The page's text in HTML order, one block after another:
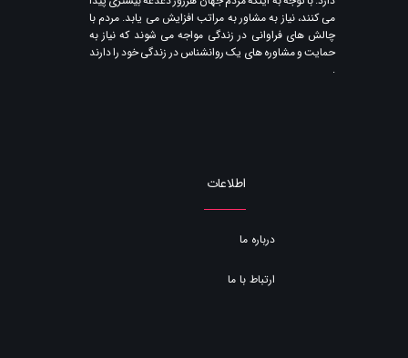
می کنند​​​​​​​، نیاز به مشاور به مراتب افزایش می یابد. مردم با
چالش های فراوانی در زندگی مواجه می شوند که نیاز به
حمایت و مشاوره های یک روانشناس در زندگی خود را دارند​​​​​​​
.
اطلاعات
درباره ما
ارتباط با ما